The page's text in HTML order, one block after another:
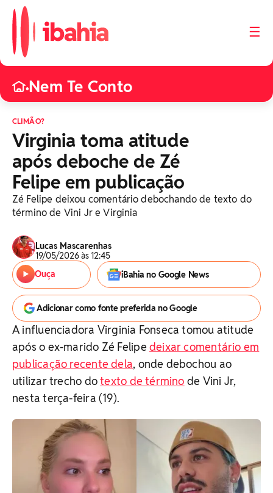
☰
•Nem Te Conto
CLIMÃO?
Virginia toma atitude
após deboche de Zé
Felipe em publicação
Zé Felipe deixou comentário debochando de texto do
término de Vini Jr e Virginia
Lucas Mascarenhas
19/05/2026 às 12:45
Ouça
iBahia no Google News
Adicionar como fonte preferida no Google
A influenciadora Virginia Fonseca tomou atitude
após o ex-marido Zé Felipe deixar comentário em
publicação recente dela, onde debochou ao
utilizar trecho dotexto de término de Vini Jr,
nesta terça-feira (19).